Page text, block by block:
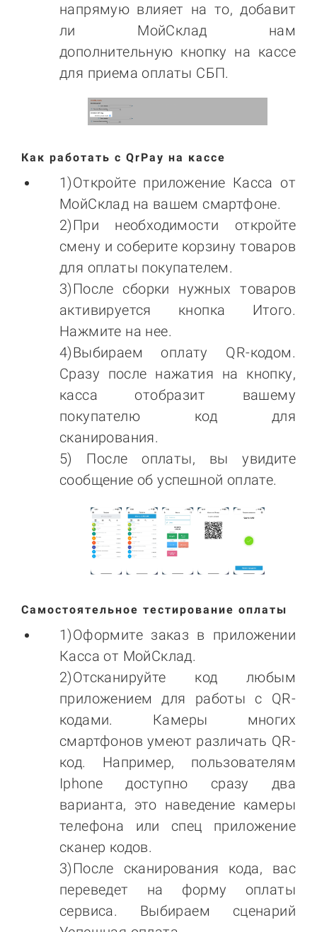
напрямую влияет на то, добавит
ли МойСклад нам
дополнительную кнопку на кассе
для приема оплаты СБП.
Как работать с QrPay на кассе
1)Откройте приложение Касса от
МойСклад на вашем смартфоне.
2)При необходимости откройте
смену и соберите корзину товаров
для оплаты покупателем.
3)После сборки нужных товаров
активируется кнопка Итого.
Нажмите на нее.
4)Выбираем оплату QR-кодом.
Сразу после нажатия на кнопку,
касса отобразит вашему
покупателю код для
сканирования.
5) После оплаты, вы увидите
сообщение об успешной оплате.
Самостоятельное тестирование оплаты
1)Оформите заказ в приложении
Касса от МойСклад.
2)Отсканируйте код любым
приложением для работы с QR-
кодами. Камеры многих
смартфонов умеют различать QR-
код. Например, пользователям
Iphone доступно сразу два
варианта, это наведение камеры
телефона или спец приложение
сканер кодов.
3)После сканирования кода, вас
переведет на форму оплаты
сервиса. Выбираем сценарий